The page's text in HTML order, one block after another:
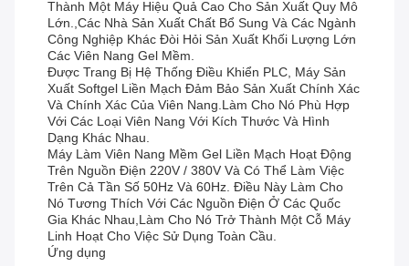
Thành Một Máy Hiệu Quả Cao Cho Sản Xuất Quy Mô
Lớn.,Các Nhà Sản Xuất Chất Bổ Sung Và Các Ngành
Công Nghiệp Khác Đòi Hỏi Sản Xuất Khối Lượng Lớn
Các Viên Nang Gel Mềm.
Được Trang Bị Hệ Thống Điều Khiển PLC, Máy Sản
Xuất Softgel Liền Mạch Đảm Bảo Sản Xuất Chính Xác
Và Chính Xác Của Viên Nang.làm Cho Nó Phù Hợp
Với Các Loại Viên Nang Với Kích Thước Và Hình
Dạng Khác Nhau.
Máy Làm Viên Nang Mềm Gel Liền Mạch Hoạt Động
Trên Nguồn Điện 220V / 380V Và Có Thể Làm Việc
Trên Cả Tần Số 50Hz Và 60Hz. Điều Này Làm Cho
Nó Tương Thích Với Các Nguồn Điện Ở Các Quốc
Gia Khác Nhau,làm Cho Nó Trở Thành Một Cỗ Máy
Linh Hoạt Cho Việc Sử Dụng Toàn Cầu.
Ứng dụng